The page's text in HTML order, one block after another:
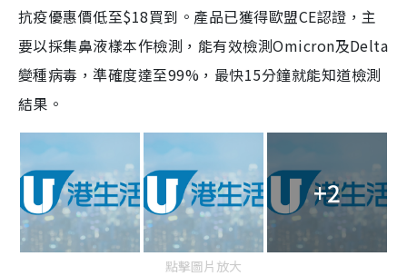
抗疫優惠價低至$18買到。產品已獲得歐盟CE認證，主
要以採集鼻液樣本作檢測，能有效檢測Omicron及Delta
變種病毒，準確度達至99%，最快15分鐘就能知道檢測
結果。
+2
點擊圖片放大